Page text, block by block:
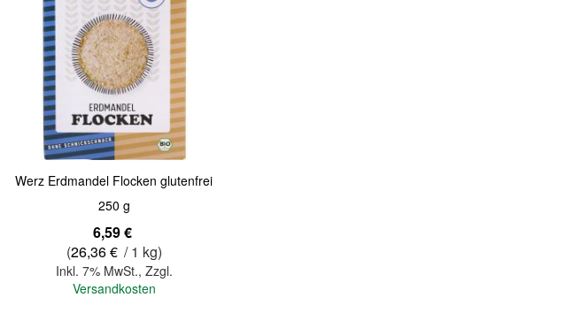
Werz Erdmandel Flocken glutenfrei
250 g
6,59 €
(26,36 € / 1 kg)
Inkl. 7% MwSt., Zzgl.
Versandkosten